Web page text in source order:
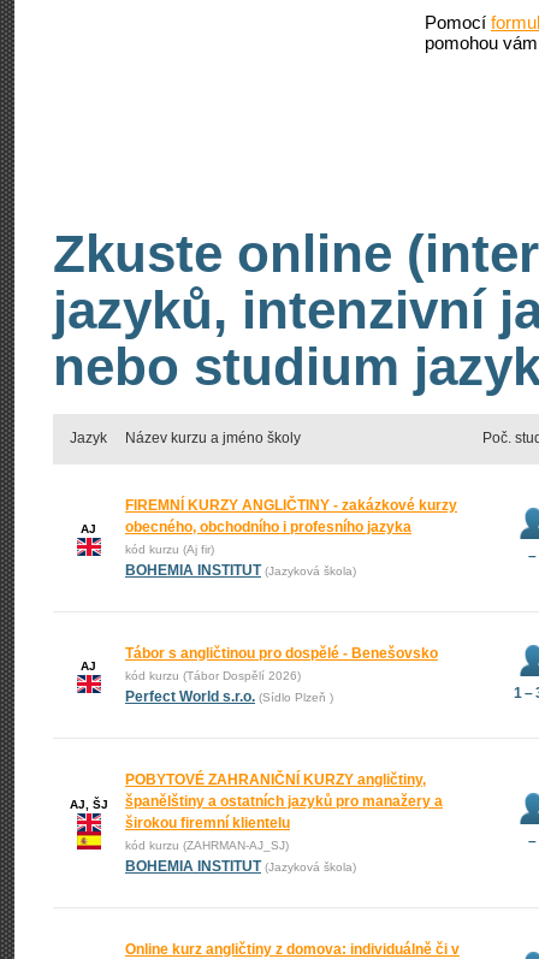
Pomocí
pomohou
Zkuste online
jazyků, intenzivní
nebo studium
Jazyk Název kurzu a jméno školy Poč.
AJ
FIREMNÍ KURZY ANGLIČTINY - zakázkové kurzy
obecného, obchodního i profesního jazyka
kód kurzu (Aj fir)
BOHEMIA INSTITUT (Jazyková škola)
–
AJ
Tábor s angličtinou pro dospělé - Benešovsko
kód kurzu (Tábor Dospělí 2026)
Perfect World s.r.o. (Sídlo Plzeň ) 1 –
AJ, ŠJ
POBYTOVÉ ZAHRANIČNÍ KURZY angličtiny,
španělštiny a ostatních jazyků pro manažery a
širokou firemní klientelu
kód kurzu (ZAHRMAN-AJ_SJ)
BOHEMIA INSTITUT (Jazyková škola)
–
Online kurz angličtiny z domova: individuálně či v